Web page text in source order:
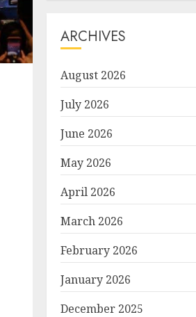
ARCHIVES
August 2026
July 2026
June 2026
May 2026
April 2026
March 2026
February 2026
January 2026
December 2025